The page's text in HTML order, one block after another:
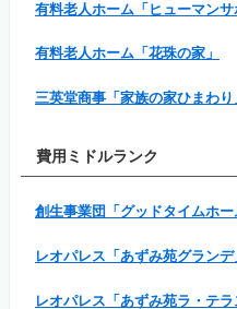
有料老人ホーム「ヒューマンサ
有料老人ホーム「花珠の家」
三英堂商事「家族の家ひまわり
費用ミドルランク
創生事業団「グッドタイムホー
レオパレス「あずみ苑グランデ
レオパレス「あずみ苑ラ・テラ